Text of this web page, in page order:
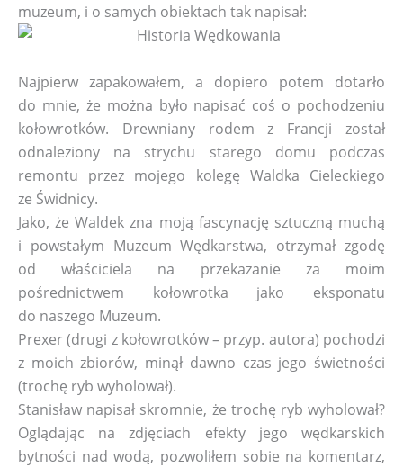
muzeum, i o samych obiektach tak napisał:
Najpierw zapakowałem, a dopiero potem dotarło
do mnie, że można było napisać coś o pochodzeniu
kołowrotków. Drewniany rodem z Francji został
odnaleziony na strychu starego domu podczas
remontu przez mojego kolegę Waldka Cieleckiego
ze Świdnicy.
Jako, że Waldek zna moją fascynację sztuczną muchą
i powstałym Muzeum Wędkarstwa, otrzymał zgodę
od właściciela na przekazanie za moim
pośrednictwem kołowrotka jako eksponatu
do naszego Muzeum.
Prexer (drugi z kołowrotków – przyp. autora) pochodzi
z moich zbiorów, minął dawno czas jego świetności
(trochę ryb wyholował).
Stanisław napisał skromnie, że trochę ryb wyholował?
Oglądając na zdjęciach efekty jego wędkarskich
bytności nad wodą, pozwoliłem sobie na komentarz,